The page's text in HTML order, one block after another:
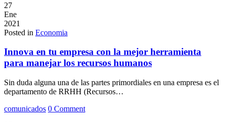
27
Ene
2021
Posted in Economia
Innova en tu empresa con la mejor herramienta
para manejar los recursos humanos
Sin duda alguna una de las partes primordiales en una empresa es el
departamento de RRHH (Recursos…
comunicados 0 Comment